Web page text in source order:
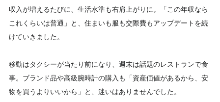
収入が増えるたびに、生活水準も右肩上がりに。「この年収なら
これくらいは普通」と、住まいも服も交際費もアップデートを続
けていきました。
移動はタクシーが当たり前になり、週末は話題のレストランで食
事。ブランド品や高級腕時計の購入も「資産価値があるから、安
物を買うよりいいから」と、迷いはありませんでした。